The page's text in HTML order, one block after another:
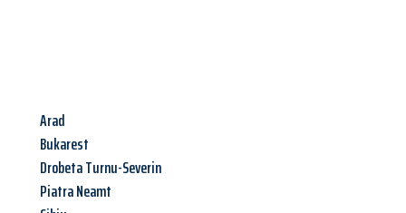
Arad
Bukarest
Drobeta Turnu-Severin
Piatra Neamt